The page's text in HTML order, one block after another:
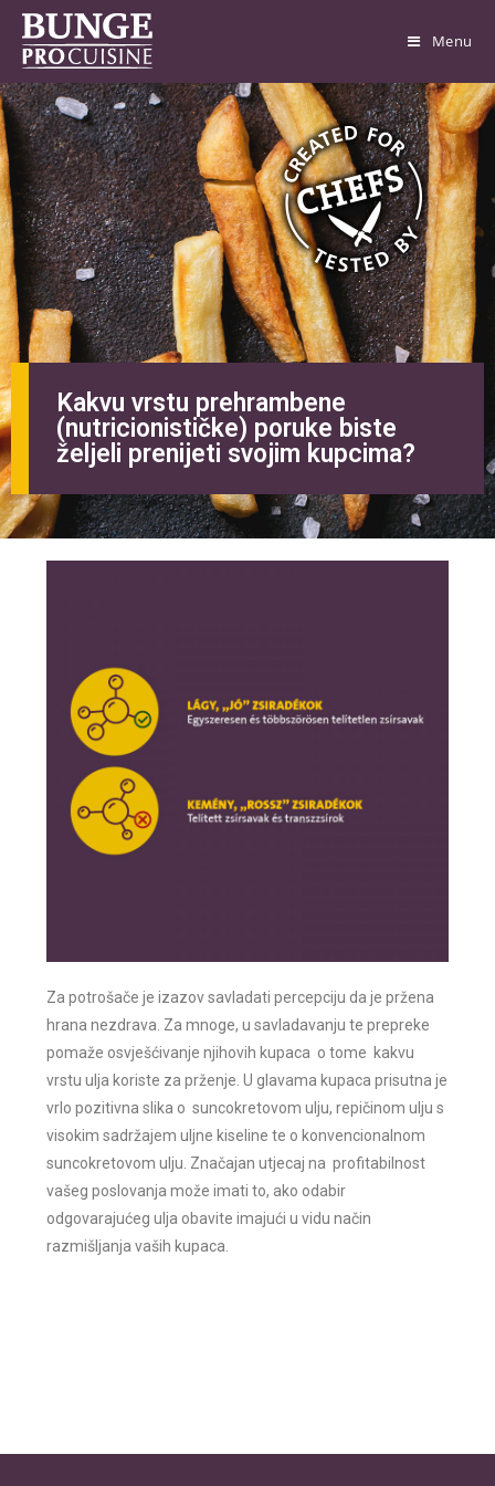
Menu
Kakvu vrstu prehrambene
(nutricionističke) poruke biste
željeli prenijeti svojim kupcima?
Za potrošače je izazov savladati percepciju da je pržena
hrana nezdrava. Za mnoge, u savladavanju te prepreke
pomaže osvješćivanje njihovih kupaca o tome kakvu
vrstu ulja koriste za prženje. U glavama kupaca prisutna je
vrlo pozitivna slika o suncokretovom ulju, repičinom ulju s
visokim sadržajem uljne kiseline te o konvencionalnom
suncokretovom ulju. Značajan utjecaj na profitabilnost
vašeg poslovanja može imati to, ako odabir
odgovarajućeg ulja obavite imajući u vidu način
razmišljanja vaših kupaca.